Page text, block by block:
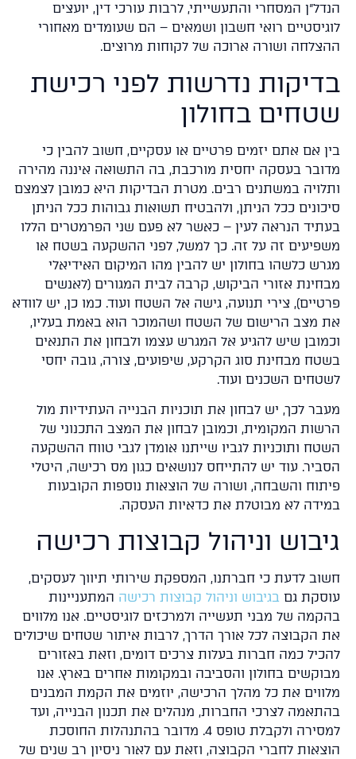
המסחרי והתעשייתי, לרבות עורכי דין, יועצים
רואי חשבון ושמאים – הם שעומדים מאחורי
ושורה ארוכה של לקוחות מרוצים.
נדרשות לפני רכישת
בחולון
אם אתם יזמים פרטיים או עסקיים, חשוב להבין כי
בעסקה יחסית מורכבת, בה התשואה איננה מהירה
במשתנים רבים. מטרת הבדיקות היא כמובן לצמצם
ככל הניתן, ולהבטיח תשואות גבוהות ככל הניתן
הנראה לעין – כאשר לא פעם שני הפרמטרים הללו
זה על זה. כך למשל, לפני ההשקעה בשטח או
כלשהו בחולון יש להבין מהו המיקום האידיאלי
אזורי הביקוש, קרבה לבית המגורים (לאנשים
צירי תנועה, גישה אל השטח ועוד. כמו כן, יש לוודא
מצב הרישום של השטח ושהמוכר הוא באמת בעליו,
שיש להגיע אל המגרש עצמו ולבחון את התנאים
מבחינת סוג הקרקע, שיפועים, צורה, גובה יחסי
השכנים ועוד.
לכך, יש לבחון את תוכניות הבנייה העתידיות מול
המקומית, וכמובן לבחון את המצב התכנוני של
ותוכניות לגביו שייתנו אומדן לגבי טווח ההשקעה
עוד יש להתייחס לנושאים כגון מס רכישה, היטלי
והשבחה, ושורה של הוצאות נוספות הקובעות
לא מבוטלת את כדאיות העסקה.
וניהול קבוצות רכישה
לדעת כי חברתנו, המספקת שירותי תיווך לעסקים,
גםבגיבוש וניהול קבוצות רכישההמתעניינות
של מבני תעשייה ולמרכזים לוגיסטיים. אנו מלווים
הקבוצה לכל אורך הדרך, לרבות איתור שטחים שיכולים
כמה חברות בעלות צרכים דומים, וזאת באזורים
בחולון והסביבה ובמקומות אחרים בארץ. אנו
את כל מהלך הרכישה, יוזמים את הקמת המבנים
לצרכי החברות, מנהלים את תכנון הבנייה, ועד
למסירה ולקבלת טופס 4. מדובר בהתנהלות החוסכת
לחברי הקבוצה, וזאת עם לאור ניסיון רב שנים של